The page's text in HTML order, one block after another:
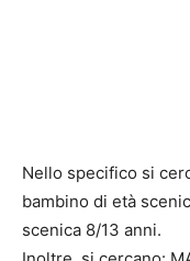
Nello specifico si
bambino di età
scenica 8/13 anni.